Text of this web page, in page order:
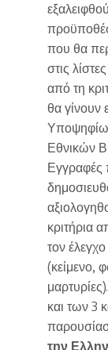
που θα
στις
από τη
θα γίνουν
Εθνικών
Εγγραφές
κριτήρια
τον
(κείμενο,
και των 3
την